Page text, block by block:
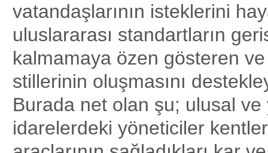
vatandaşlarının isteklerini
uluslararası standartların
kalmamaya özen gösteren
stillerinin oluşmasını
Burada net olan şu; ulusal ve
idarelerdeki yöneticiler